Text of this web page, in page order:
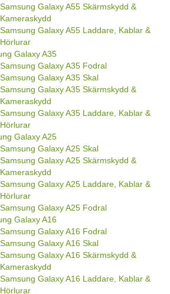
Samsung Galaxy A55 Skärmskydd &
Kameraskydd
Samsung Galaxy A55 Laddare, Kablar &
Hörlurar
Galaxy A35
Samsung Galaxy A35 Fodral
Samsung Galaxy A35 Skal
Samsung Galaxy A35 Skärmskydd &
Kameraskydd
Samsung Galaxy A35 Laddare, Kablar &
Hörlurar
Galaxy A25
Samsung Galaxy A25 Skal
Samsung Galaxy A25 Skärmskydd &
Kameraskydd
Samsung Galaxy A25 Laddare, Kablar &
Hörlurar
Samsung Galaxy A25 Fodral
Galaxy A16
Samsung Galaxy A16 Fodral
Samsung Galaxy A16 Skal
Samsung Galaxy A16 Skärmskydd &
Kameraskydd
Samsung Galaxy A16 Laddare, Kablar &
Hörlurar